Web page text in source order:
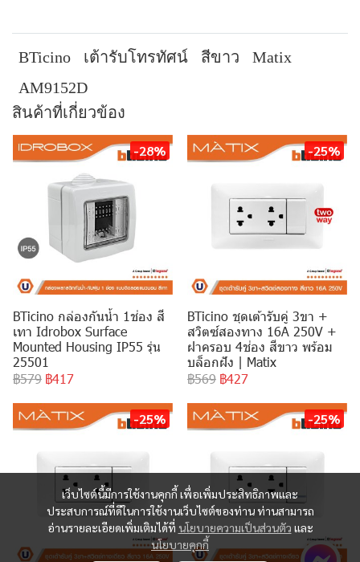
BTicino เต้ารับโทรทัศน์ สีขาว
Matix
AM9152D
สินค้าที่เกี่ยวข้อง
-28%
BTicino กล่องกันน้ำ 1ช่อง สี
เทา Idrobox Surface
Mounted Housing IP55 รุ่น
25501
฿579 ฿417
-25%
BTicino ชุดเต้ารับคู่ 3ขา +
สวิตซ์สองทาง 16A 250V +
ฝาครอบ 4ช่อง สีขาว พร้อม
บล็อกฝัง | Matix
฿569 ฿427
-25% -25%
เว็บไซต์นี้มีการใช้งานคุกกี้ เพื่อเพิ่มประสิทธิภาพและ
ประสบการณ์ที่ดีในการใช้งานเว็บไซต์ของท่าน ท่านสามารถ
อ่านรายละเอียดเพิ่มเติมได้ที่ นโยบายความเป็นส่วนตัว และ
นโยบายคุกกี้